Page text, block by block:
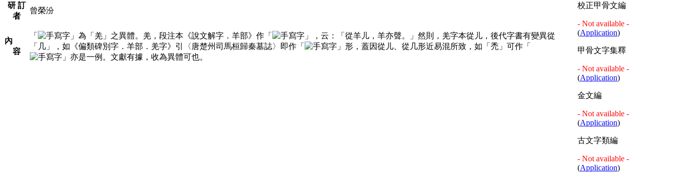
研 訂
者
曾榮汾
內
容
「 」為「羌」之異體。羌，段注本《說文解字．羊部》作「
」，云：「從羊儿，羊亦聲。」然則，羌字本從儿，後代字書有變異從
「几」，如《偏類碑別字．羊部．羌字》引〈唐楚州司馬桓歸秦墓誌〉即作「
」形，蓋因從儿、從几形近易混所致，如「禿」可作「
」亦是一例。文獻有據，收為異體可也。
校正甲骨文編
- Not available -
(Application)
甲骨文字集釋
- Not available -
(Application)
金文編
- Not available -
(Application)
古文字類編
- Not available -
(Application)